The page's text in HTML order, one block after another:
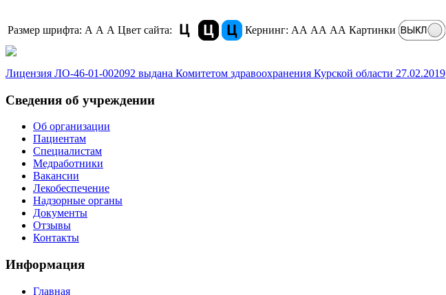
Размер шрифта: A A A Цвет сайта: Кернинг: АА АА АА Картинки
Лицензия ЛО-46-01-002092 выдана Комитетом здравоохранения Курской области 27.02.2019
Сведения об учреждении
Об организации
Пациентам
Специалистам
Медработники
Вакансии
Лекобеспечение
Надзорные органы
Документы
Отзывы
Контакты
Информация
Главная